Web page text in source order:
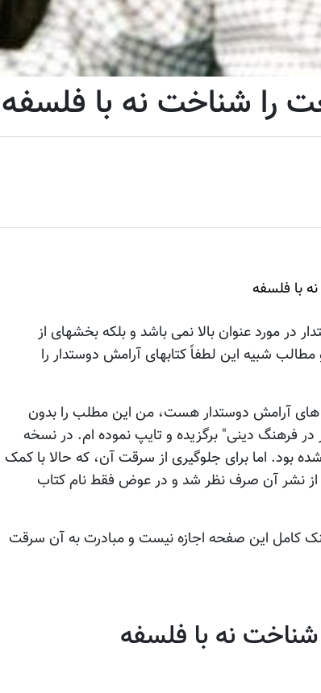
را شناخت نه با فلسفه
با فلسفه
مورد عنوان بالا نمی باشد و بلکه بخشهای از
شبیه این لطفاً کتابهای آرامش دوستدار را
های آرامش دوستدار هست، من این مطلب را بدون
فرهنگ دینی" برگزیده و تایپ نموده ام. در نسخه
بود. اما برای جلوگیری از سرقت آن، که حالا با کمک
از نشر آن صرف نظر شد و در عوض فقط نام کتاب
کامل این صفحه اجازه نیست و مبادرت به آن سرقت
نه با فلسفه